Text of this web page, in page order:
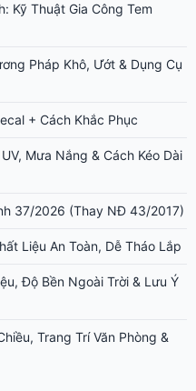
Kỹ Thuật Gia Công Tem
Pháp Khô, Ướt & Dụng Cụ
+ Cách Khắc Phục
Mưa Nắng & Cách Kéo Dài
37/2026 (Thay NĐ 43/2017)
Liệu An Toàn, Dễ Tháo Lắp
Độ Bền Ngoài Trời & Lưu Ý
Trang Trí Văn Phòng &